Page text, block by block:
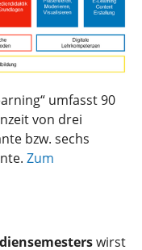
umfasst 90
von drei
bzw. sechs
Zum
wirst